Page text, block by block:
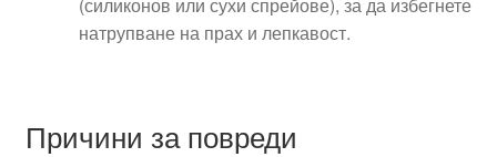
(силиконов или сухи спрейове), за да избегнете
натрупване на прах и лепкавост.
Причини за повреди